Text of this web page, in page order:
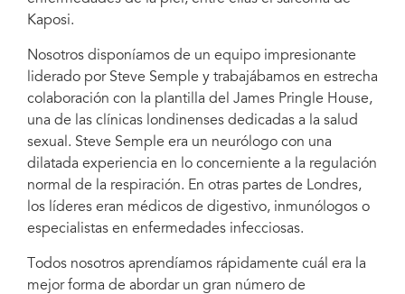
Kaposi.
Nosotros disponíamos de un equipo impresionante
liderado por Steve Semple y trabajábamos en estrecha
colaboración con la plantilla del James Pringle House,
una de las clínicas londinenses dedicadas a la salud
sexual. Steve Semple era un neurólogo con una
dilatada experiencia en lo concerniente a la regulación
normal de la respiración. En otras partes de Londres,
los líderes eran médicos de digestivo, inmunólogos o
especialistas en enfermedades infecciosas.
Todos nosotros aprendíamos rápidamente cuál era la
mejor forma de abordar un gran número de